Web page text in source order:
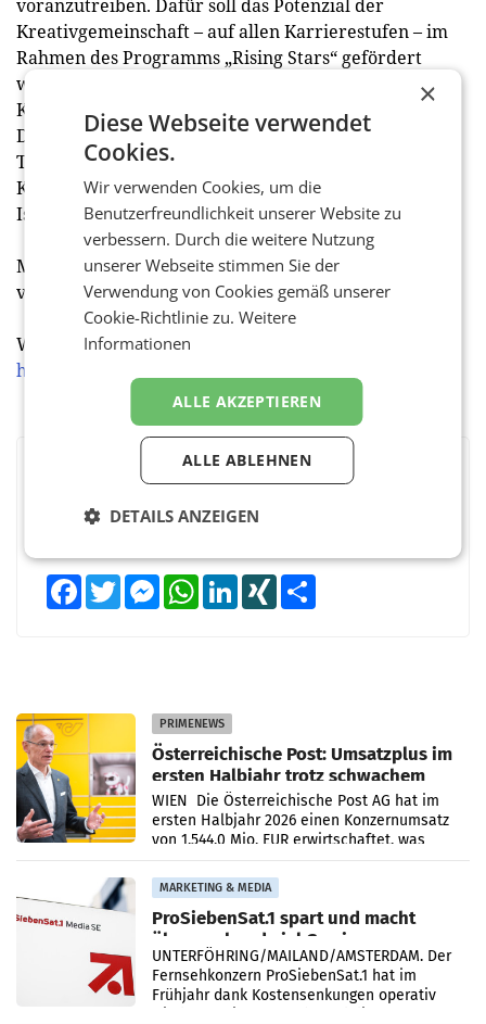
voranzutreiben. Dafür soll das Potenzial der
Kreativgemeinschaft – auf allen Karrierestufen – im
Rahmen des Programms „Rising Stars“ gefördert
werden. Teilnehmer lernen von führenden
Kreativschaffenden unter anderem über Design, Art
Direction, Innovation, Strategie oder Business
Transformation. Das Fortbildungsprogramm bietet
Kurse von The Atomic Garden, D&AD und Hyper
Island an.
Mitglieder des Creativ Club Austria erhalten Rabatte
von bis zu 15 Prozent auf die Kurse. (red)
Weitere Informationen sowie zur Anmeldung auf
https://www.adceurope.org/education/rising-stars
BEWERTEN SIE DIESEN ARTIKEL
FacebookTwitter MessengerWhatsAppLinkedInXING
PRIMENEWS
Österreichische Post: Umsatzplus im
ersten Halbjahr trotz schwachem
Briefgeschäft
WIEN Die Österreichische Post AG hat im
ersten Halbjahr 2026 einen Konzernumsatz
von 1.544,0 Mio. EUR erwirtschaftet, was
einem Plus von 3,8 Prozent gegenüber dem
Vergleichszeitraum
MARKETING & MEDIA
ProSiebenSat.1 spart und macht
überraschend viel Gewinn
UNTERFÖHRING/MAILAND/AMSTERDAM. Der
Fernsehkonzern ProSiebenSat.1 hat im
Frühjahr dank Kostensenkungen operativ
×
Diese Webseite verwendet
Cookies.
Wir verwenden Cookies, um die
Benutzerfreundlichkeit unserer Website zu
verbessern. Durch die weitere Nutzung
unserer Webseite stimmen Sie der
Verwendung von Cookies gemäß unserer
Cookie-Richtlinie zu.Weitere
Informationen
ALLE AKZEPTIEREN
ALLE ABLEHNEN
DETAILS ANZEIGEN